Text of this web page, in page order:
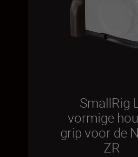
SmallRig
vormige
grip voor de
ZR